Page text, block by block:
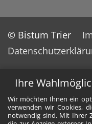
Ihre
Wir möchten Ihnen ein
verwenden wir Cookies,
notwendig sind. Mit Ihrer
© Bistum Trier